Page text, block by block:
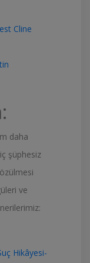
Cline
daha
şüphesiz
ve
Hikâyesi-